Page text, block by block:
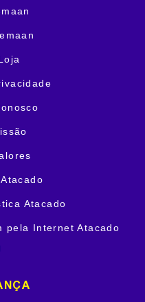
Atacado
pela Internet Atacado